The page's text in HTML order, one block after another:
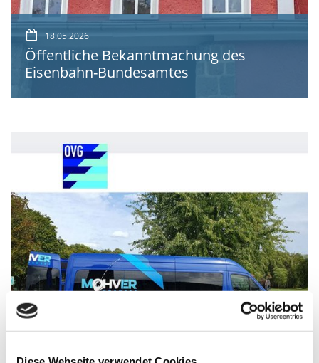
18.05.2026
Öffentliche Bekanntmachung des
Eisenbahn-Bundesamtes